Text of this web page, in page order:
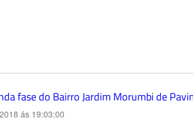
fase do Bairro Jardim Morumbi de
ás 19:03:00